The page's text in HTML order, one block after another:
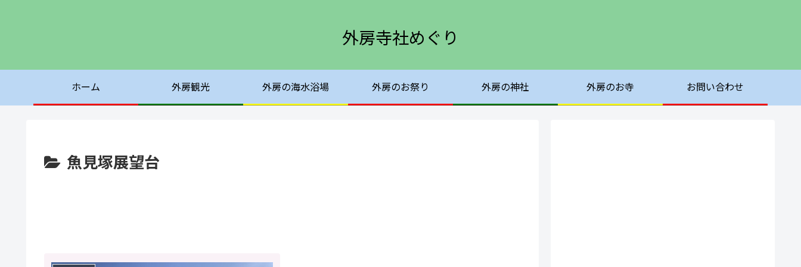
外房寺社めぐり
ホーム 外房観光 外房の海水浴場 外房のお祭り 外房の神社 外房のお寺 お問い合わせ
魚見塚展望台